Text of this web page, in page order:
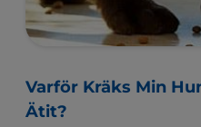
Varför Kräks Min
Ätit?